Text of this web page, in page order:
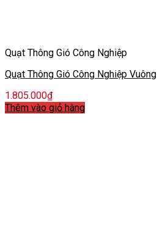
Quạt Thông Gió Công Nghiệp
Quạt Thông Gió Công Nghiệp Vuông
1.805.000₫
Thêm vào giỏ hàng